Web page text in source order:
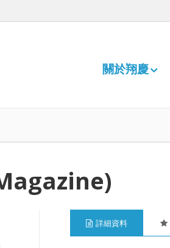
關於翔慶
詳細資料